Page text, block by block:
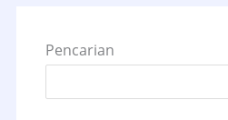
Pencarian